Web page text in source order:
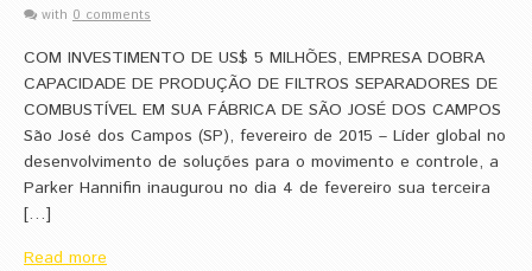
with 0 comments
COM INVESTIMENTO DE US$ 5 MILHÕES, EMPRESA DOBRA
CAPACIDADE DE PRODUÇÃO DE FILTROS SEPARADORES DE
COMBUSTÍVEL EM SUA FÁBRICA DE SÃO JOSÉ DOS CAMPOS
São José dos Campos (SP), fevereiro de 2015 – Líder global no
desenvolvimento de soluções para o movimento e controle, a
Parker Hannifin inaugurou no dia 4 de fevereiro sua terceira
[…]
Read more